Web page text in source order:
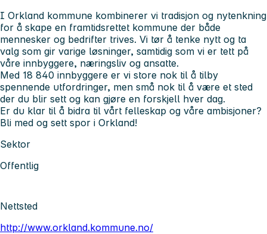
I Orkland kommune kombinerer vi tradisjon og nytenkning
for å skape en framtidsrettet kommune der både
mennesker og bedrifter trives. Vi tør å tenke nytt og ta
valg som gir varige løsninger, samtidig som vi er tett på
våre innbyggere, næringsliv og ansatte.
Med 18 840 innbyggere er vi store nok til å tilby
spennende utfordringer, men små nok til å være et sted
der du blir sett og kan gjøre en forskjell hver dag.
Er du klar til å bidra til vårt felleskap og våre ambisjoner?
Bli med og sett spor i Orkland!
Sektor
Offentlig
Nettsted
http://www.orkland.kommune.no/